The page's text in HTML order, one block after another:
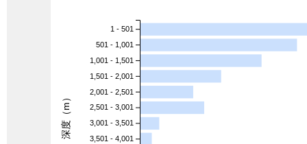
1 - 501
501 - 1,001
1,001 - 1,501
1,501 - 2,001
2,001 - 2,501
2,501 - 3,001
3,001 - 3,501
3,501 - 4,001
深度（m）